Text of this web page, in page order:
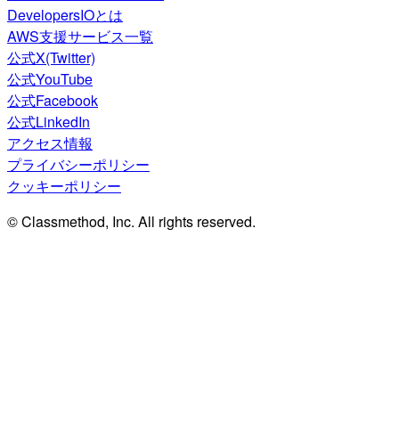
DevelopersIOとは
AWS支援サービス一覧
公式X(Twitter)
公式YouTube
公式Facebook
公式LinkedIn
アクセス情報
プライバシーポリシー
クッキーポリシー
© Classmethod, Inc. All rights reserved.